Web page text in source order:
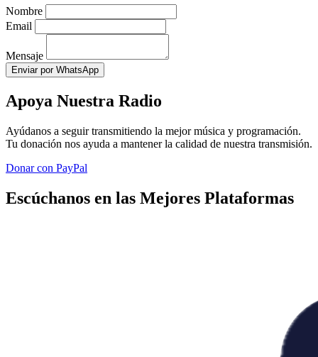
Nombre
Email
Mensaje
Enviar por WhatsApp
Apoya Nuestra Radio
Ayúdanos a seguir transmitiendo la mejor música y programación.
Tu donación nos ayuda a mantener la calidad de nuestra transmisión.
Donar con PayPal
Escúchanos en las Mejores Plataformas